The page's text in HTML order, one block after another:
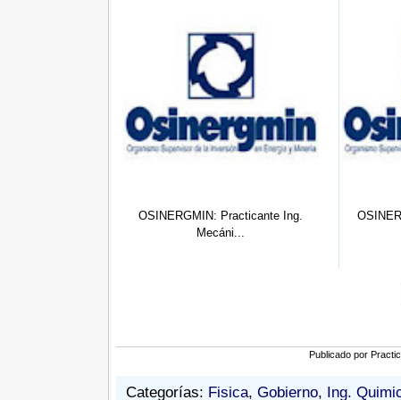
OSINERGMIN: Practicante Ing.
Mecáni...
Publicado por
Categorías: Fisica, Gobierno, Ing.